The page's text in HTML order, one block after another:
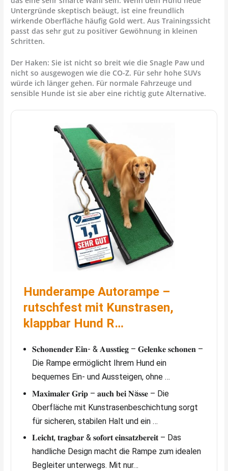
Untergründe skeptisch beäugt, ist eine freundlich
wirkende Oberfläche häufig Gold wert. Aus Trainingssicht
passt das sehr gut zu positiver Gewöhnung in kleinen
Schritten.
Der Haken: Sie ist nicht so breit wie die Snagle Paw und
nicht so ausgewogen wie die CO-Z. Für sehr hohe SUVs
würde ich länger gehen. Für normale Fahrzeuge und
sensible Hunde ist sie aber eine richtig gute Alternative.
Hunderampe Autorampe –
rutschfest mit Kunstrasen,
klappbar Hund R…
𝐒𝐜𝐡𝐨𝐧𝐞𝐧𝐝𝐞𝐫 𝐄𝐢𝐧- & 𝐀𝐮𝐬𝐬𝐭𝐢𝐞𝐠 – 𝐆𝐞𝐥𝐞𝐧𝐤𝐞 𝐬𝐜𝐡𝐨𝐧𝐞𝐧 –
Die Rampe ermöglicht Ihrem Hund ein
bequemes Ein- und Aussteigen, ohne …
𝐌𝐚𝐱𝐢𝐦𝐚𝐥𝐞𝐫 𝐆𝐫𝐢𝐩 – 𝐚𝐮𝐜𝐡 𝐛𝐞𝐢 𝐍ä𝐬𝐬𝐞 – Die
Oberfläche mit Kunstrasenbeschichtung sorgt
für sicheren, stabilen Halt und ein …
𝐋𝐞𝐢𝐜𝐡𝐭, 𝐭𝐫𝐚𝐠𝐛𝐚𝐫 & 𝐬𝐨𝐟𝐨𝐫𝐭 𝐞𝐢𝐧𝐬𝐚𝐭𝐳𝐛𝐞𝐫𝐞𝐢𝐭 – Das
handliche Design macht die Rampe zum idealen
Begleiter unterwegs. Mit nur…